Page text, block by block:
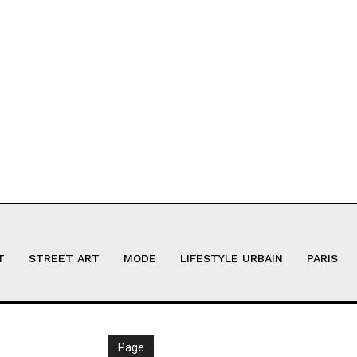
STREET ART MODE LIFESTYLE URBAIN PARIS
Page